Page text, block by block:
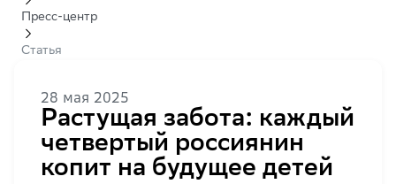
Пресс-центр
Статья
28 мая 2025
Растущая забота: каждый
четвертый россиянин
копит на будущее детей